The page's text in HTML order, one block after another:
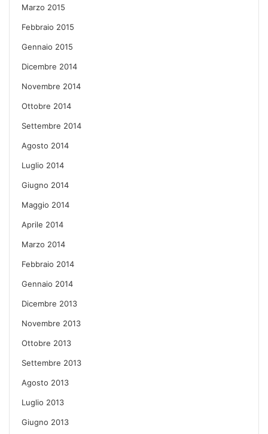
Marzo 2015
Febbraio 2015
Gennaio 2015
Dicembre 2014
Novembre 2014
Ottobre 2014
Settembre 2014
Agosto 2014
Luglio 2014
Giugno 2014
Maggio 2014
Aprile 2014
Marzo 2014
Febbraio 2014
Gennaio 2014
Dicembre 2013
Novembre 2013
Ottobre 2013
Settembre 2013
Agosto 2013
Luglio 2013
Giugno 2013